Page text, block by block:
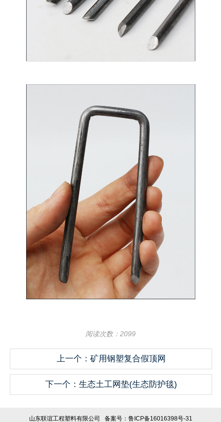
阅读次数：2099
上一个：矿用钢塑复合假顶网
下一个：生态土工网垫(生态防护毯)
山东联谊工程塑料有限公司 备案号：鲁ICP备16016398号-31